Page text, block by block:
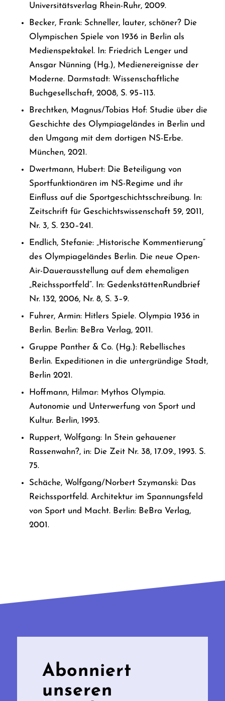
Universitätsverlag Rhein-Ruhr, 2009.
Becker, Frank: Schneller, lauter, schöner? Die
Olympischen Spiele von 1936 in Berlin als
Medienspektakel. In: Friedrich Lenger und
Ansgar Nünning (Hg.), Medienereignisse der
Moderne. Darmstadt: Wissenschaftliche
Buchgesellschaft, 2008, S. 95–113.
Brechtken, Magnus/Tobias Hof: Studie über die
Geschichte des Olympiageländes in Berlin und
den Umgang mit dem dortigen NS-Erbe.
München, 2021.
Dwertmann, Hubert: Die Beteiligung von
Sportfunktionären im NS-Regime und ihr
Einfluss auf die Sportgeschichtsschreibung. In:
Zeitschrift für Geschichtswissenschaft 59, 2011,
Nr. 3, S. 230–241.
Endlich, Stefanie: „Historische Kommentierung“
des Olympiageländes Berlin. Die neue Open-
Air-Dauerausstellung auf dem ehemaligen
„Reichssportfeld“. In: GedenkstättenRundbrief
Nr. 132, 2006, Nr. 8, S. 3–9.
Fuhrer, Armin: Hitlers Spiele. Olympia 1936 in
Berlin. Berlin: BeBra Verlag, 2011.
Gruppe Panther & Co. (Hg.): Rebellisches
Berlin. Expeditionen in die untergründige Stadt,
Berlin 2021.
Hoffmann, Hilmar: Mythos Olympia.
Autonomie und Unterwerfung von Sport und
Kultur. Berlin, 1993.
Ruppert, Wolfgang: In Stein gehauener
Rassenwahn?, in: Die Zeit Nr. 38, 17.09., 1993. S.
75.
Schäche, Wolfgang/Norbert Szymanski: Das
Reichssportfeld. Architektur im Spannungsfeld
von Sport und Macht. Berlin: BeBra Verlag,
2001.
Abonniert
unseren